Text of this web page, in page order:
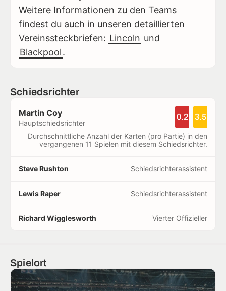
Weitere Informationen zu den Teams
findest du auch in unseren detaillierten
Vereinssteckbriefen: Lincoln und
Blackpool.
Schiedsrichter
Martin Coy
Hauptschiedsrichter
0.2 3.5
Durchschnittliche Anzahl der Karten (pro Partie) in den
vergangenen 11 Spielen mit diesem Schiedsrichter.
Steve Rushton Schiedsrichterassistent
Lewis Raper Schiedsrichterassistent
Richard Wigglesworth Vierter Offizieller
Spielort